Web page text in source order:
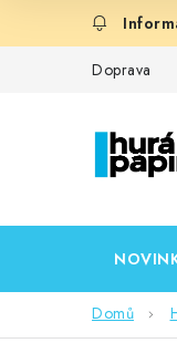
Doprava
Domů